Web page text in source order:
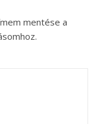
mentése a